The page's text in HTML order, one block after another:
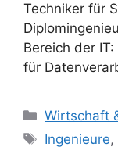
Techniker für
Bereich der
für
Kategorien
Wirtschaft
Ingenieure,